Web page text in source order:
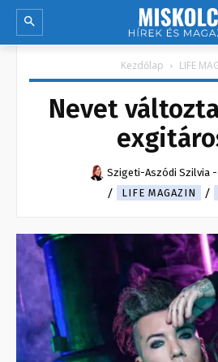
Kezdőlap LIFE
Nevet
Szigeti-Aszódi Szilvia -
LIFE MAGAZIN